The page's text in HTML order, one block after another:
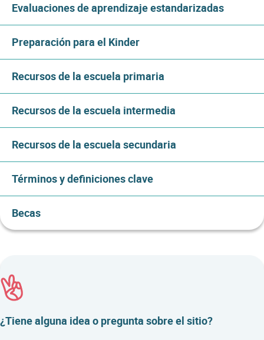
Evaluaciones de aprendizaje estandarizadas
Preparación para el Kinder
Recursos de la escuela primaria
Recursos de la escuela intermedia
Recursos de la escuela secundaria
Términos y definiciones clave
Becas
¿Tiene alguna idea o pregunta sobre el sitio?